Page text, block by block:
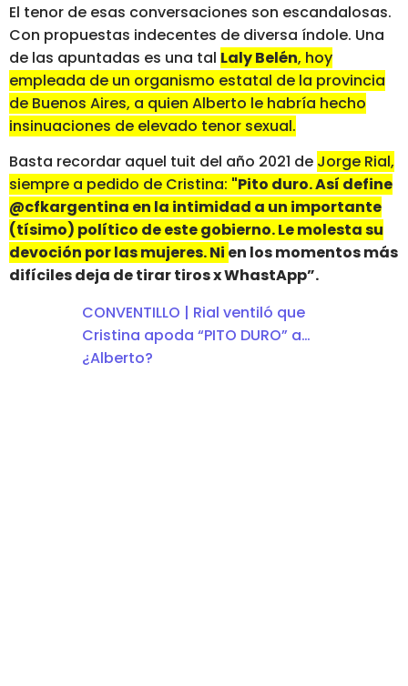
El tenor de esas conversaciones son escandalosas.
Con propuestas indecentes de diversa índole. Una
de las apuntadas es una tal Laly Belén, hoy
empleada de un organismo estatal de la provincia
de Buenos Aires, a quien Alberto le habría hecho
insinuaciones de elevado tenor sexual.
Basta recordar aquel tuit del año 2021 de Jorge Rial,
siempre a pedido de Cristina: "Pito duro. Así define
@cfkargentina en la intimidad a un importante
(tísimo) político de este gobierno. Le molesta su
devoción por las mujeres. Ni en los momentos más
difíciles deja de tirar tiros x WhastApp”.
CONVENTILLO | Rial ventiló que
Cristina apoda “PITO DURO” a…
¿Alberto?